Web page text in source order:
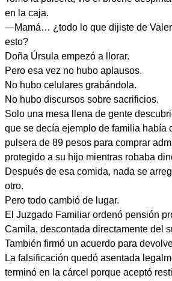
en la caja.
—Mamá… ¿todo lo que dijiste de
esto?
Doña Úrsula empezó a llorar.
Pero esa vez no hubo aplausos.
No hubo celulares grabándola.
No hubo discursos sobre sacrificios.
Solo una mesa llena de gente
que se decía ejemplo de familia había
pulsera de 89 pesos para comprar
protegido a su hijo mientras robaba
Después de esa comida, nada se
otro.
Pero todo cambió de lugar.
El Juzgado Familiar ordenó pensión
Camila, descontada directamente del
También firmó un acuerdo para
La falsificación quedó asentada
terminó en la cárcel porque aceptó